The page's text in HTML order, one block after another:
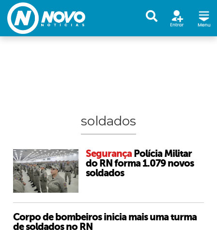
soldados
Segurança Polícia Militar
do RN forma 1.079 novos
soldados
Corpo de bombeiros inicia mais uma turma
de soldados no RN